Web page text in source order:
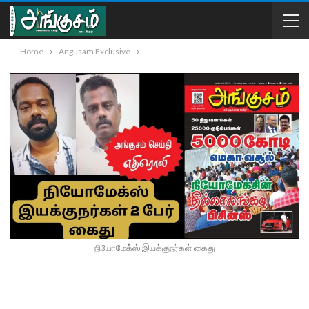
Home Angusam Exclusive
நியோமேக்ஸ் இயக்குநர்கள் கைது